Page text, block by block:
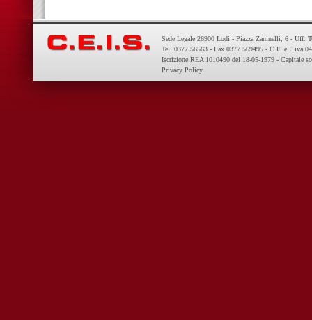
Sede Legale 26900 Lodi - Piazza Zaninelli, 6 - Uff.
Tel. 0377 56563 - Fax 0377 569495 - C.F. e P.iva
Iscrizione REA 1010490 del 18-05-1979 - Capitale
Privacy Policy